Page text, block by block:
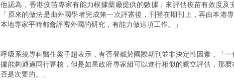
他認為，香港疫苗專家有能力根據藥廠提供的數據，來評估疫苗有效度及
「原來的做法是由外國學者完成第一次評審後，刊登在期刊上，再由本港
本地專家平時都會評審外國的研究，有能力做這項工作。」
呼吸系統專科醫生梁子超表示，有否登載於國際期刊並非決定性因素，「
據能夠通過同行審核，但是如果政府專家組可以進行相似的獨立評估，那
否是次要的。」